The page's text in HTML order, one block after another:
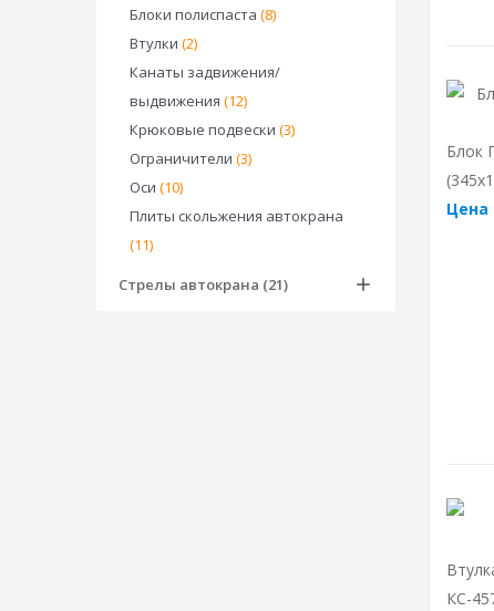
Блоки полиспаста (8)
Втулки (2)
Канаты задвижения/
выдвижения (12)
Крюковые подвески (3)
Ограничители (3)
Оси (10)
Плиты скольжения автокрана
(11)
Стрелы автокрана (21)
Блок
Цена
КС-